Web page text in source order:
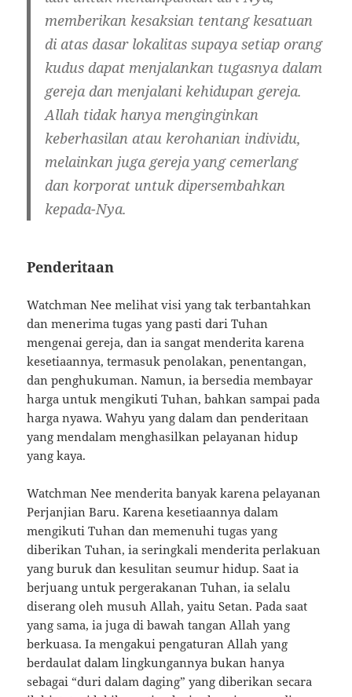
memberikan kesaksian tentang kesatuan
di atas dasar lokalitas supaya setiap orang
kudus dapat menjalankan tugasnya dalam
gereja dan menjalani kehidupan gereja.
Allah tidak hanya menginginkan
keberhasilan atau kerohanian individu,
melainkan juga gereja yang cemerlang
dan korporat untuk dipersembahkan
kepada-Nya.
Penderitaan
Watchman Nee melihat visi yang tak terbantahkan
dan menerima tugas yang pasti dari Tuhan
mengenai gereja, dan ia sangat menderita karena
kesetiaannya, termasuk penolakan, penentangan,
dan penghukuman. Namun, ia bersedia membayar
harga untuk mengikuti Tuhan, bahkan sampai pada
harga nyawa. Wahyu yang dalam dan penderitaan
yang mendalam menghasilkan pelayanan hidup
yang kaya.
Watchman Nee menderita banyak karena pelayanan
Perjanjian Baru. Karena kesetiaannya dalam
mengikuti Tuhan dan memenuhi tugas yang
diberikan Tuhan, ia seringkali menderita perlakuan
yang buruk dan kesulitan seumur hidup. Saat ia
berjuang untuk pergerakanan Tuhan, ia selalu
diserang oleh musuh Allah, yaitu Setan. Pada saat
yang sama, ia juga di bawah tangan Allah yang
berkuasa. Ia mengakui pengaturan Allah yang
berdaulat dalam lingkungannya bukan hanya
sebagai “duri dalam daging” yang diberikan secara